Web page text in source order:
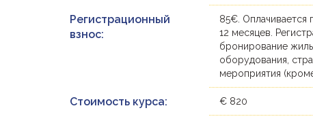
Регистрационный
взнос:
85€. Оплачивается
12 месяцев.
бронирование
оборудования,
мероприятия
Стоимость курса: € 820